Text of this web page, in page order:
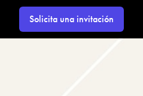
Solicita una invitación